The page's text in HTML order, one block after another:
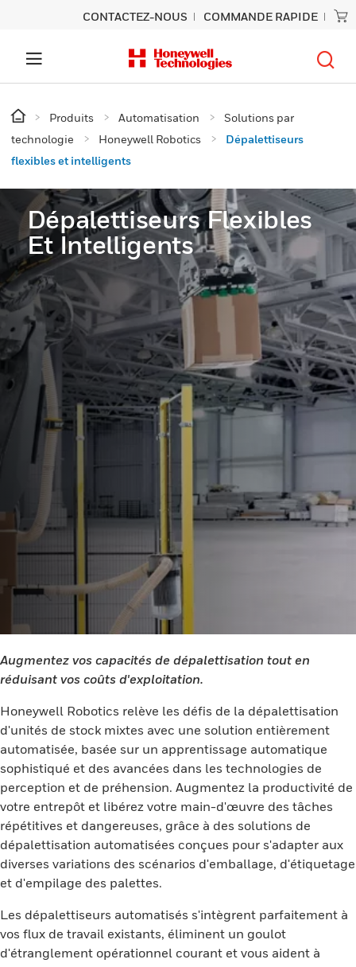
CONTACTEZ-NOUS COMMANDE RAPIDE
Produits Automatisation
Solutions par
technologie
Honeywell Robotics
Dépalettiseurs
flexibles et intelligents
Dépalettiseurs Flexibles
Et Intelligents
Augmentez vos capacités de dépalettisation tout en
réduisant vos coûts d'exploitation.
Honeywell Robotics relève les défis de la dépalettisation
d'unités de stock mixtes avec une solution entièrement
automatisée, basée sur un apprentissage automatique
sophistiqué et des avancées dans les technologies de
perception et de préhension. Augmentez la productivité de
votre entrepôt et libérez votre main-d'œuvre des tâches
répétitives et dangereuses, grâce à des solutions de
dépalettisation automatisées conçues pour s'adapter aux
diverses variations des scénarios d'emballage, d'étiquetage
et d'empilage des palettes.
Les dépalettiseurs automatisés s'intègrent parfaitement à
vos flux de travail existants, éliminent un goulot
d'étranglement opérationnel courant et vous aident à